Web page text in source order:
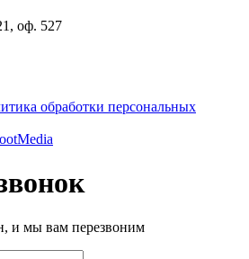
оф. 527
обработки персональных
и мы вам перезвоним